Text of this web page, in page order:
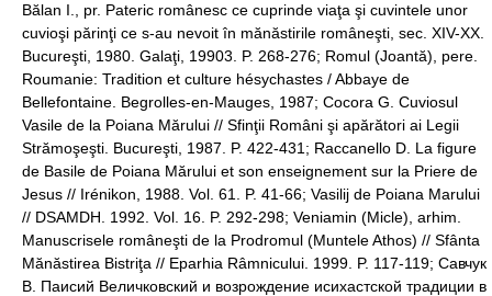
Bălan I., pr. Pateric românesc ce cuprinde viaţa şi cuvintele unor
cuvioşi părinţi ce s-au nevoit în mănăstirile româneşti, sec. XIV-XX.
Bucureşti, 1980. Galaţi, 19903. P. 268-276; Romul (Joantă), pere.
Roumanie: Tradition et culture hésychastes / Abbaye de
Bellefontaine. Begrolles-en-Mauges, 1987; Cocora G. Cuviosul
Vasile de la Poiana Mărului // Sfinţii Români şi apărători ai Legii
Strămoşeşti. Bucureşti, 1987. P. 422-431; Raccanello D. La figure
de Basile de Poiana Mărului et son enseignement sur la Priere de
Jesus // Irénikon, 1988. Vol. 61. P. 41-66; Vasilij de Poiana Marului
// DSAMDH. 1992. Vol. 16. P. 292-298; Veniamin (Micle), аrhim.
Manuscrisele româneşti de la Prodromul (Muntele Athos) // Sfânta
Mănăstirea Bistriţa // Eparhia Râmnicului. 1999. P. 117-119; Савчук
В. Паисий Величковский и возрождение исихастской традиции в